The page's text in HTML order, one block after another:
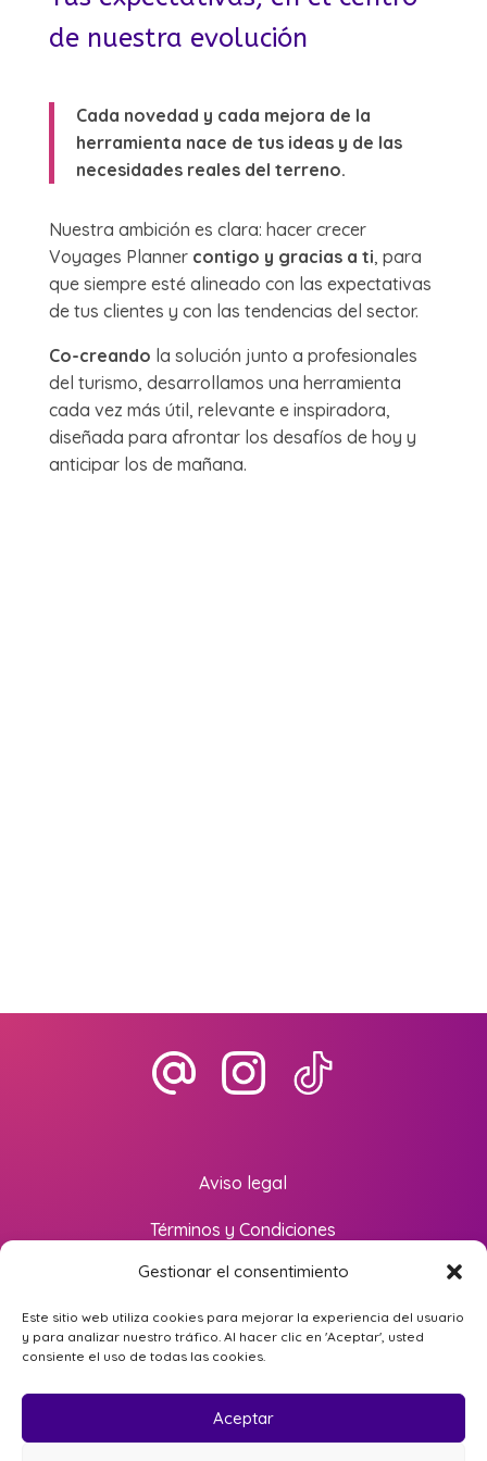
Gestionar el consentimiento
Este sitio web utiliza cookies para mejorar la experiencia del usuario
y para analizar nuestro tráfico. Al hacer clic en 'Aceptar', usted
consiente el uso de todas las cookies.
Aceptar
de nuestra evolución
Cada novedad y cada mejora de la
herramienta nace de tus ideas y de las
necesidades reales del terreno.
Nuestra ambición es clara: hacer crecer
Voyages Planner contigo y gracias a ti, para
que siempre esté alineado con las expectativas
de tus clientes y con las tendencias del sector.
Co-creando la solución junto a profesionales
del turismo, desarrollamos una herramienta
cada vez más útil, relevante e inspiradora,
diseñada para afrontar los desafíos de hoy y
anticipar los de mañana.
Aviso legal
Términos y Condiciones
Política de privacidad
Política de cookies